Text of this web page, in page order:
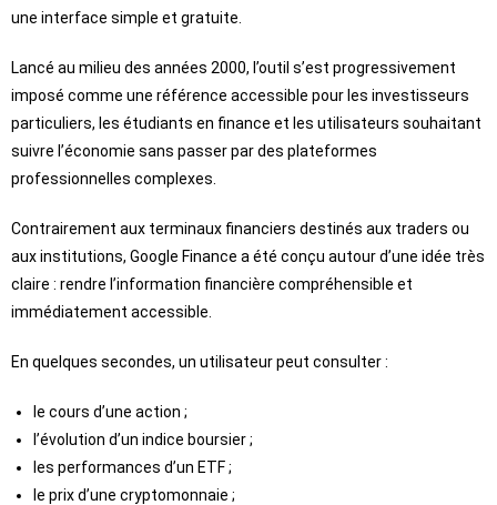
une interface simple et gratuite.
Lancé au milieu des années 2000, l’outil s’est progressivement
imposé comme une référence accessible pour les investisseurs
particuliers, les étudiants en finance et les utilisateurs souhaitant
suivre l’économie sans passer par des plateformes
professionnelles complexes.
Contrairement aux terminaux financiers destinés aux traders ou
aux institutions, Google Finance a été conçu autour d’une idée très
claire : rendre l’information financière compréhensible et
immédiatement accessible.
En quelques secondes, un utilisateur peut consulter :
le cours d’une action ;
l’évolution d’un indice boursier ;
les performances d’un ETF ;
le prix d’une cryptomonnaie ;